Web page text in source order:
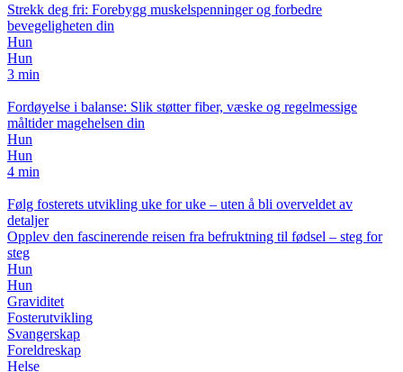
Strekk deg fri: Forebygg muskelspenninger og forbedre
bevegeligheten din
Hun
Hun
3 min
Fordøyelse i balanse: Slik støtter fiber, væske og regelmessige
måltider magehelsen din
Hun
Hun
4 min
Følg fosterets utvikling uke for uke – uten å bli overveldet av
detaljer
Opplev den fascinerende reisen fra befruktning til fødsel – steg for
steg
Hun
Hun
Graviditet
Fosterutvikling
Svangerskap
Foreldreskap
Helse